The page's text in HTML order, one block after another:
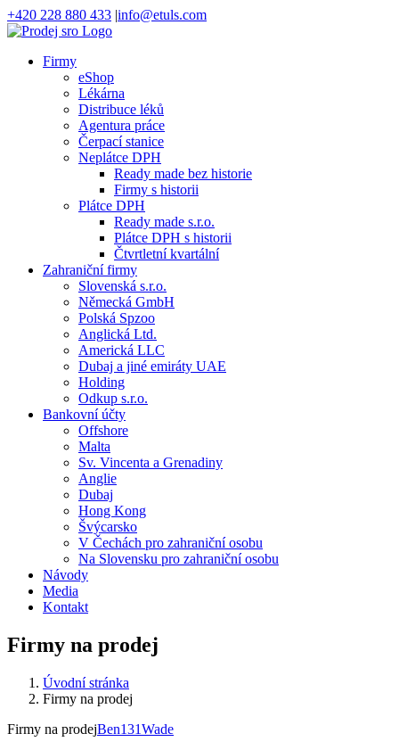
Přeskočit
na
+420 228 880 433 |info@etuls.com
E-
Facebook
YouTube
Firmy
eShop
Lékárna
Distribuce léků
Agentura práce
Čerpací stanice
Neplátce DPH
Ready made bez historie
Firmy s historii
Plátce DPH
Ready made s.r.o.
Plátce DPH s historii
Čtvrtletní kvartální
Zahraniční firmy
Slovenská s.r.o.
Německá GmbH
Polská Spzoo
Anglická Ltd.
Americká LLC
Dubaj a jiné emiráty UAE
Holding
Odkup s.r.o.
Bankovní účty
Offshore
Malta
Sv. Vincenta a Grenadiny
Anglie
Dubaj
Hong Kong
Švýcarsko
V Čechách pro zahraniční osobu
Na Slovensku pro zahraniční osobu
Návody
Media
Kontakt
Firmy na prodej
Úvodní stránka
Firmy na prodej
Firmy na prodejBen131Wade